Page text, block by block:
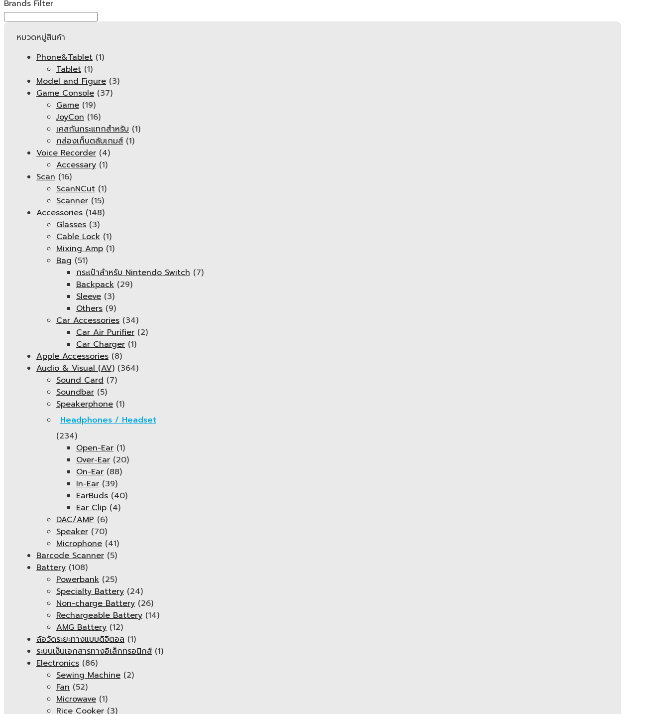
Brands Filter
หมวดหมู่สินค้า
Phone&Tablet (1)
Tablet (1)
Model and Figure (3)
Game Console (37)
Game (19)
JoyCon (16)
เคสกันกระแทกสำหรับ (1)
กล่องเก็บตลับเกมส์ (1)
Voice Recorder (4)
Accessary (1)
Scan (16)
ScanNCut (1)
Scanner (15)
Accessories (148)
Glasses (3)
Cable Lock (1)
Mixing Amp (1)
Bag (51)
กระเป๋าสำหรับ Nintendo Switch (7)
Backpack (29)
Sleeve (3)
Others (9)
Car Accessories (34)
Car Air Purifier (2)
Car Charger (1)
Apple Accessories (8)
Audio & Visual (AV) (364)
Sound Card (7)
Soundbar (5)
Speakerphone (1)
Headphones / Headset
(234)
Open-Ear (1)
Over-Ear (20)
On-Ear (88)
In-Ear (39)
EarBuds (40)
Ear Clip (4)
DAC/AMP (6)
Speaker (70)
Microphone (41)
Barcode Scanner (5)
Battery (108)
Powerbank (25)
Specialty Battery (24)
Non-charge Battery (26)
Rechargeable Battery (14)
AMG Battery (12)
ล้อวัดระยะทางแบบดิจิตอล (1)
ระบบเซ็นเอกสารทางอิเล็กทรอนิกส์ (1)
Electronics (86)
Sewing Machine (2)
Fan (52)
Microwave (1)
Rice Cooker (3)